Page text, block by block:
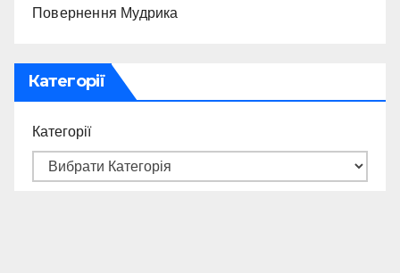
Повернення Мудрика
Категорії
Категорії